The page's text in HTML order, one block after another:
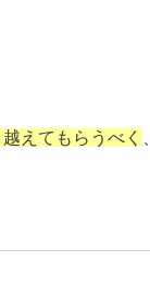
えてもらうべく